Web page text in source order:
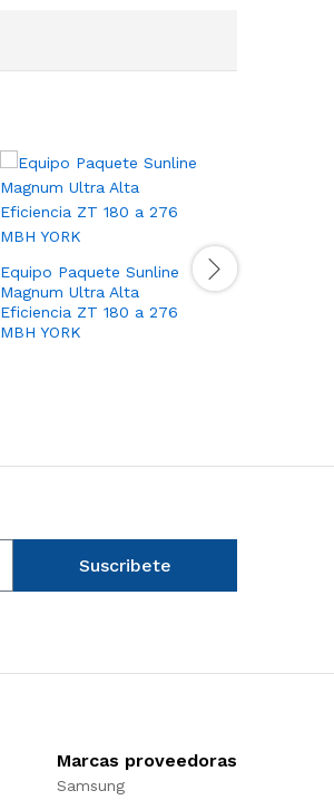
Equipo Paquete Sunline
Magnum Ultra Alta
Eficiencia ZT 180 a 276
MBH YORK
Suscribete
Marcas proveedoras
Samsung